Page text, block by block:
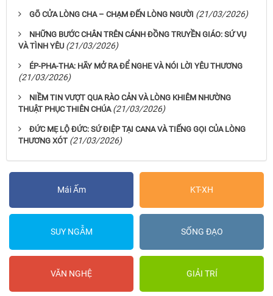
GÕ CỬA LÒNG CHA – CHẠM ĐẾN LÒNG NGƯỜI (21/03/2026)
NHỮNG BƯỚC CHÂN TRÊN CÁNH ĐỒNG TRUYỀN GIÁO: SỨ VỤ
VÀ TÌNH YÊU (21/03/2026)
ÉP-PHA-THA: HÃY MỞ RA ĐỂ NGHE VÀ NÓI LỜI YÊU THƯƠNG
(21/03/2026)
NIỀM TIN VƯỢT QUA RÀO CẢN VÀ LÒNG KHIÊM NHƯỜNG
THUẬT PHỤC THIÊN CHÚA (21/03/2026)
ĐỨC MẸ LỘ ĐỨC: SỨ ĐIỆP TẠI CANA VÀ TIẾNG GỌI CỦA LÒNG
THƯƠNG XÓT (21/03/2026)
Mái Ấm KT-XH
SUY NGẪM SỐNG ĐẠO
VĂN NGHỆ GIẢI TRÍ